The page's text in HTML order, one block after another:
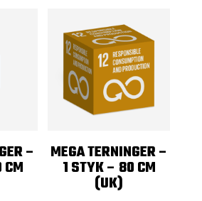
– MEGA TERNINGER –
1 STYK – 80 CM
(UK)